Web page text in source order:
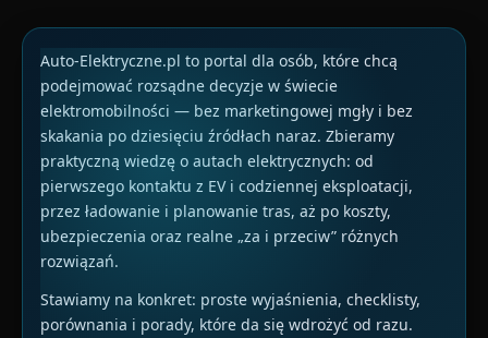
Auto-Elektryczne.pl to portal dla osób, które chcą
podejmować rozsądne decyzje w świecie
elektromobilności — bez marketingowej mgły i bez
skakania po dziesięciu źródłach naraz. Zbieramy
praktyczną wiedzę o autach elektrycznych: od
pierwszego kontaktu z EV i codziennej eksploatacji,
przez ładowanie i planowanie tras, aż po koszty,
ubezpieczenia oraz realne „za i przeciw” różnych
rozwiązań.
Stawiamy na konkret: proste wyjaśnienia, checklisty,
porównania i porady, które da się wdrożyć od razu.